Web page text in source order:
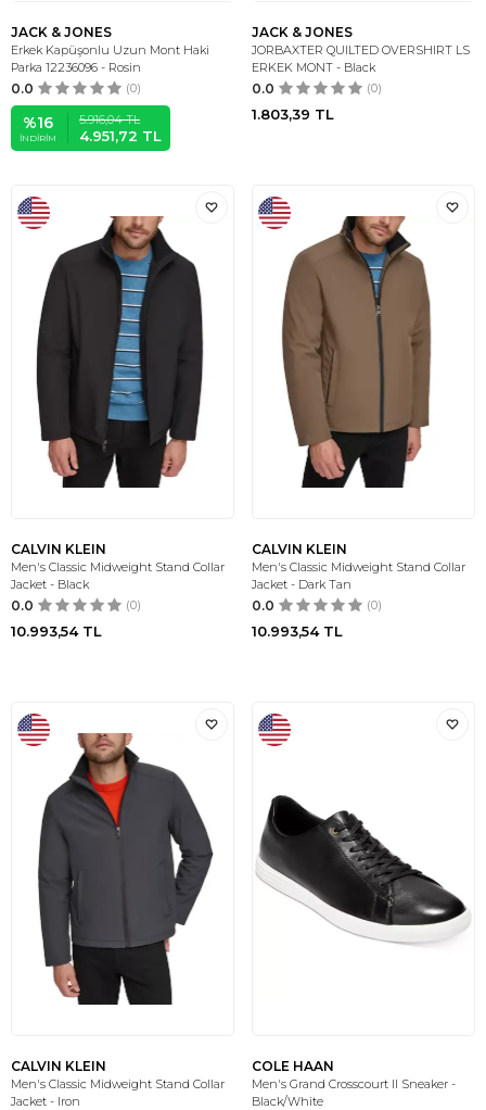
JACK & JONES
Erkek Kapüşonlu Uzun Mont Haki
Parka 12236096 - Rosin
0.0 (0)
%16
İNDIRIM
5.916,04TL
4.951,72 TL
JACK & JONES
JORBAXTER QUILTED OVERSHIRT LS
ERKEK MONT - Black
0.0 (0)
1.803,39 TL
CALVIN KLEIN
Men's Classic Midweight Stand Collar
Jacket - Black
0.0 (0)
10.993,54TL
CALVIN KLEIN
Men's Classic Midweight Stand Collar
Jacket - Dark Tan
0.0 (0)
10.993,54TL
CALVIN KLEIN
Men's Classic Midweight Stand Collar
Jacket - Iron
COLE HAAN
Men's Grand Crosscourt II Sneaker -
Black/White